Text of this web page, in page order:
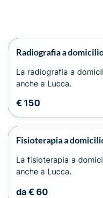
Radiografia a
La radiografia a
anche a Lucca.
€ 150
Fisioterapia a
La fisioterapia a
anche a Lucca.
da € 60